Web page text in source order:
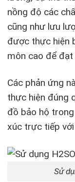
nồng độ các
cũng như lưu
được thực hiện
môn cao để
Các phản ứng
thực hiện đúng
đồ bảo hộ
xúc trực tiếp
Sử